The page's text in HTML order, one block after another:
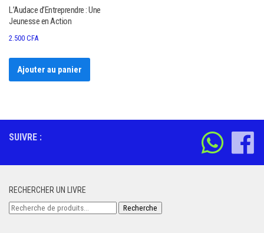
L’Audace d’Entreprendre : Une
Jeunesse en Action
2.500 CFA
Ajouter au panier
SUIVRE :
RECHERCHER UN LIVRE
Recherche
Recherche